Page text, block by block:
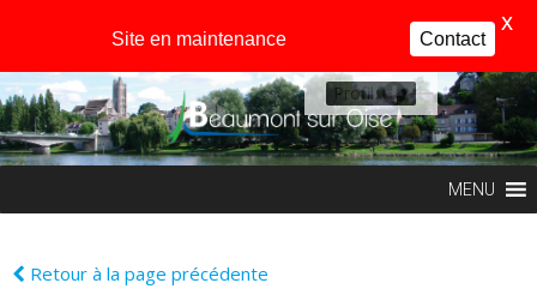
Profil
MENU
Retour à la page précédente
Site en maintenance Contact
X